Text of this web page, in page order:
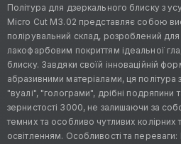
Політура для дзеркального блиску з
Micro Cut M3.02 представляє собою
полірувальний склад, розроблений
лакофарбовим покриттям ідеальної
блиску. Завдяки своїй інноваційній
абразивними матеріалами, ця політура
"вуалі", "голограми", дрібні подряпини
зернистості 3000, не залишаючи за
темних та особливо чутливих колірних
освітленням. Особливості та